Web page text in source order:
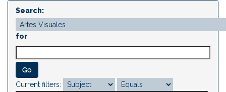
Search:
for
Current filters: